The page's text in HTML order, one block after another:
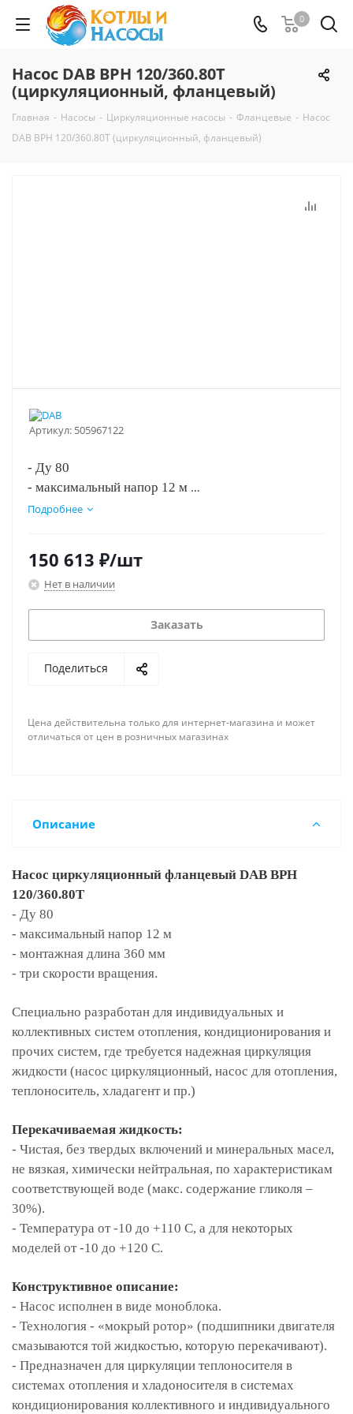
0
Насос DAB BPH 120/360.80T
(циркуляционный, фланцевый)
Главная - Насосы - Циркуляционные насосы - Фланцевые - Насос
DAB BPH 120/360.80T (циркуляционный, фланцевый)
Артикул: 505967122
- Ду 80
- максимальный напор 12 м
- монтажная длина 360 мм
Подробнее
150 613 ₽/шт
Нет в наличии
Заказать
Поделиться
Цена действительна только для интернет-магазина и может
отличаться от цен в розничных магазинах
Описание
Насос циркуляционный фланцевый DAB BPH
120/360.80T
- Ду 80
- максимальный напор 12 м
- монтажная длина 360 мм
- три скорости вращения.
Специально разработан для индивидуальных и
коллективных систем отопления, кондиционирования и
прочих систем, где требуется надежная циркуляция
жидкости (насос циркуляционный, насос для отопления,
теплоноситель, хладагент и пр.)
Перекачиваемая жидкость:
- Чистая, без твердых включений и минеральных масел,
не вязкая, химически нейтральная, по характеристикам
соответствующей воде (макс. содержание гликоля –
30%).
- Температура от -10 до +110 С, а для некоторых
моделей от -10 до +120 С.
Конструктивное описание:
- Насос исполнен в виде моноблока.
- Технология - «мокрый ротор» (подшипники двигателя
смазываются той жидкостью, которую перекачивают).
- Предназначен для циркуляции теплоносителя в
системах отопления и хладоносителя в системах
кондиционирования коллективного и индивидуального